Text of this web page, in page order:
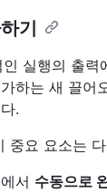
기
실행의 출력
하는 새 끌어
.
중요 요소는
서 수동으로